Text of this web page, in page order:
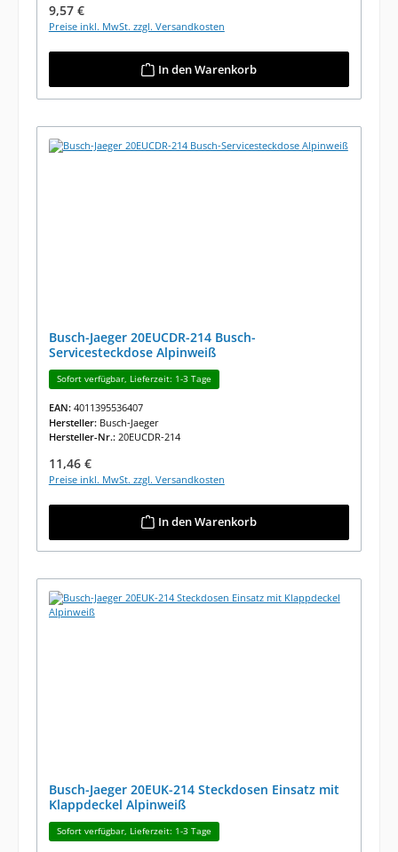
Regulärer Preis:
9,57 €
Preise inkl. MwSt. zzgl. Versandkosten
In den Warenkorb
Busch-Jaeger 20EUCDR-214 Busch-
Servicesteckdose Alpinweiß
Sofort verfügbar, Lieferzeit: 1-3 Tage
EAN: 4011395536407
Hersteller: Busch-Jaeger
Hersteller-Nr.: 20EUCDR-214
Regulärer Preis:
11,46 €
Preise inkl. MwSt. zzgl. Versandkosten
In den Warenkorb
Busch-Jaeger 20EUK-214 Steckdosen Einsatz mit
Klappdeckel Alpinweiß
Sofort verfügbar, Lieferzeit: 1-3 Tage